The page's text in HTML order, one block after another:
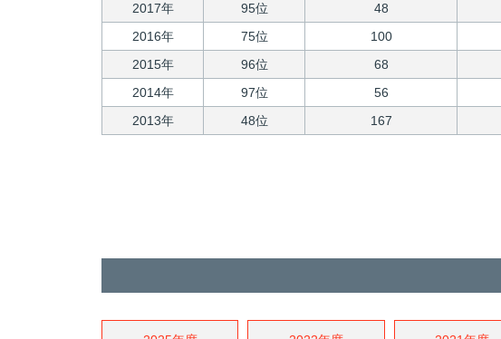
2017年
95位 48
2016年
75位 100
2015年
96位 68
2014年
97位 56
2013年
48位 167